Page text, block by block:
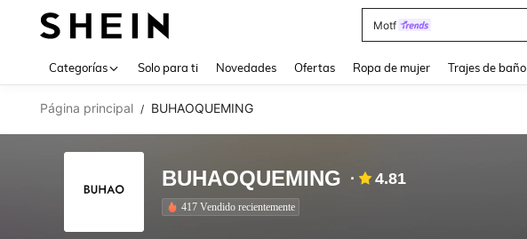
Motf
Categorías Solo para ti Novedades Ofertas Ropa de mujer Trajes de baño
Página principal / BUHAOQUEMING
BUHAOQUEMING 4.81
417 Vendido recientemente